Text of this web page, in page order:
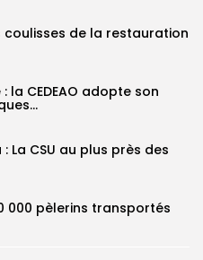
coulisses de la restauration
la CEDEAO adopte son
La CSU au plus près des
000 pèlerins transportés